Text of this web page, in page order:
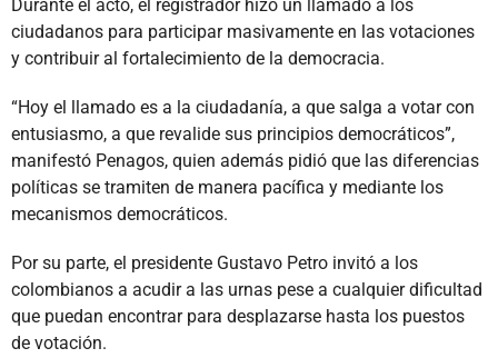
Durante el acto, el registrador hizo un llamado a los
ciudadanos para participar masivamente en las votaciones
y contribuir al fortalecimiento de la democracia.
“Hoy el llamado es a la ciudadanía, a que salga a votar con
entusiasmo, a que revalide sus principios democráticos”,
manifestó Penagos, quien además pidió que las diferencias
políticas se tramiten de manera pacífica y mediante los
mecanismos democráticos.
Por su parte, el presidente Gustavo Petro invitó a los
colombianos a acudir a las urnas pese a cualquier dificultad
que puedan encontrar para desplazarse hasta los puestos
de votación.